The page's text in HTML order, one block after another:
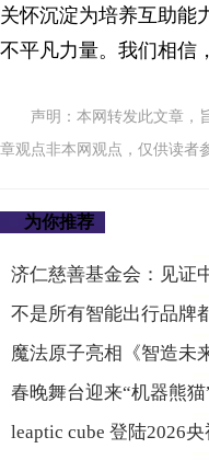
关怀沉淀为培养互助能
不平凡力量。我们相
声明：本网转发此文章，
章观点非本网观点，仅供读者
为你推荐
济仁慈善基金会：见证
不是所有智能出行品牌
魔法原子亮相《智造未
春晚舞台迎来“机器熊
leaptic cube 登陆2026